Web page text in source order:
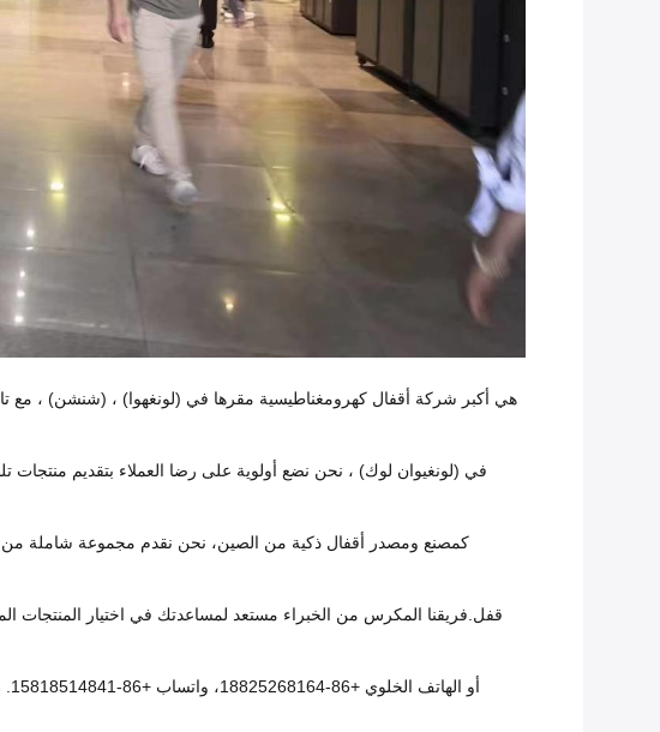
في (لونغيوان لوك) ، نحن نضع أولوية على رضا العملاء بتقديم منتجات
كمصنع ومصدر أقفال ذكية من الصين، نحن نقدم مجموعة شاملة من
أو